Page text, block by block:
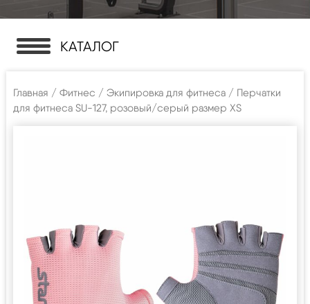
КАТАЛОГ
Главная / Фитнес / Экипировка для фитнеса / Перчатки
для фитнеса SU-127, розовый/серый размер XS